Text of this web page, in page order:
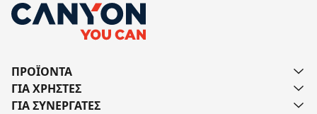
ΠΡΟΪΟΝΤΑ
ΓΙΑ ΧΡΗΣΤΕΣ
ΓΙΑ ΣΥΝΕΡΓΑΤΕΣ